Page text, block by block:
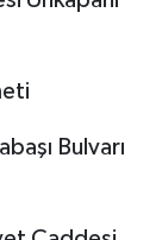
Bulvarı